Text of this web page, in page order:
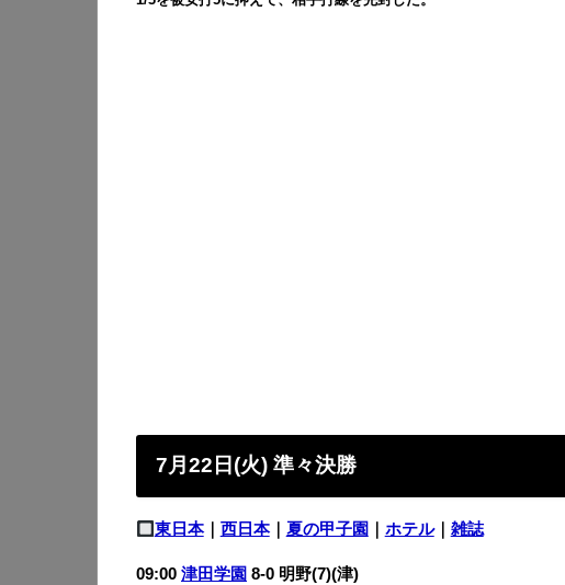
7月22日(火) 準々決勝
東日本｜ 西日本｜ 夏の甲子園 ホテル｜ 雑誌
09:00 津田学園 8-0 明野(7)(津)